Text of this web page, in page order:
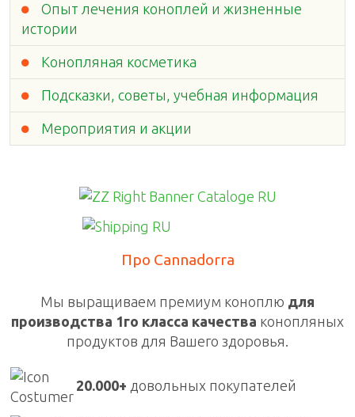
Опыт лечения коноплей и жизненные
истории
Конопляная косметика
Подсказки, советы, учебная информация
Мероприятия и акции
Про Cannadorra
Мы выращиваем премиум коноплю для
производства 1го класса качества конопляных
продуктов для Вашего здоровья.
20.000+ довольных покупателей